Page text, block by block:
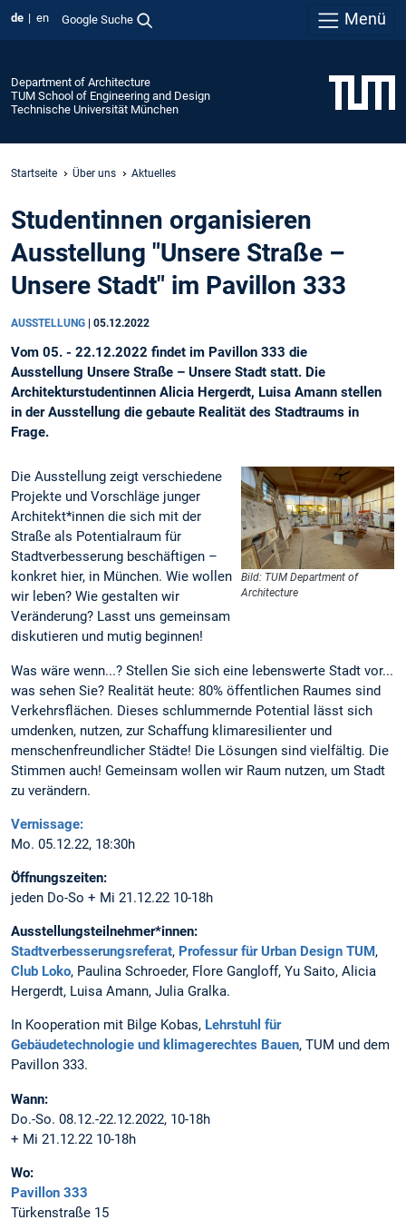
de en Google Suche Menü
Department of Architecture
TUM School of Engineering and Design
Technische Universität München
Startseite Über uns Aktuelles
Studentinnen organisieren
Ausstellung "Unsere Straße –
Unsere Stadt" im Pavillon 333
AUSSTELLUNG 05.12.2022
Vom 05. - 22.12.2022 findet im Pavillon 333 die
Ausstellung Unsere Straße – Unsere Stadt statt. Die
Architekturstudentinnen Alicia Hergerdt, Luisa Amann stellen
in der Ausstellung die gebaute Realität des Stadtraums in
Frage.
Bild: TUM Department of
Architecture
Die Ausstellung zeigt verschiedene
Projekte und Vorschläge junger
Architekt*innen die sich mit der
Straße als Potentialraum für
Stadtverbesserung beschäftigen –
konkret hier, in München. Wie wollen
wir leben? Wie gestalten wir
Veränderung? Lasst uns gemeinsam
diskutieren und mutig beginnen!
Was wäre wenn...? Stellen Sie sich eine lebenswerte Stadt vor...
was sehen Sie? Realität heute: 80% öffentlichen Raumes sind
Verkehrsflächen. Dieses schlummernde Potential lässt sich
umdenken, nutzen, zur Schaffung klimaresilienter und
menschenfreundlicher Städte! Die Lösungen sind vielfältig. Die
Stimmen auch! Gemeinsam wollen wir Raum nutzen, um Stadt
zu verändern.
Vernissage:
Mo. 05.12.22, 18:30h
Öffnungszeiten:
jeden Do-So + Mi 21.12.22 10-18h
Ausstellungsteilnehmer*innen:
Stadtverbesserungsreferat, Professur für Urban Design TUM,
Club Loko, Paulina Schroeder, Flore Gangloff, Yu Saito, Alicia
Hergerdt, Luisa Amann, Julia Gralka.
In Kooperation mit Bilge Kobas, Lehrstuhl für
Gebäudetechnologie und klimagerechtes Bauen, TUM und dem
Pavillon 333.
Wann:
Do.-So. 08.12.-22.12.2022, 10-18h
+ Mi 21.12.22 10-18h
Wo:
Pavillon 333
Türkenstraße 15